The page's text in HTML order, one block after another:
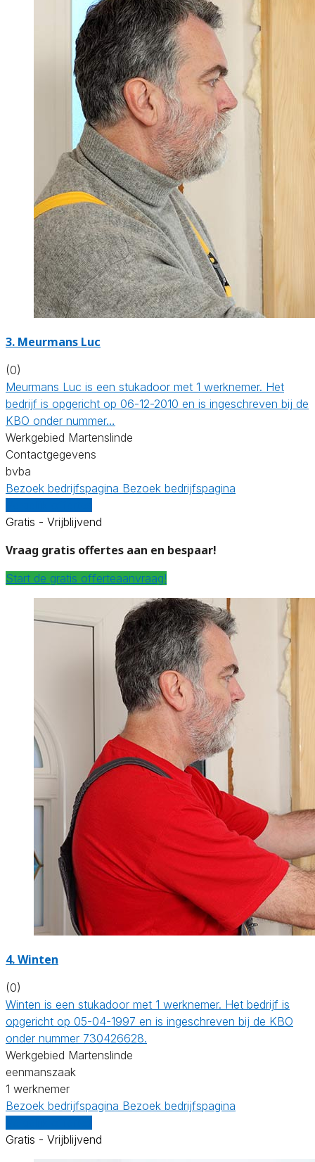
3. Meurmans Luc
(0)
Meurmans Luc is een stukadoor met 1 werknemer. Het
bedrijf is opgericht op 06-12-2010 en is ingeschreven bij de
KBO onder nummer…
Werkgebied Martenslinde
Contactgegevens
bvba
Bezoek bedrijfspagina Bezoek bedrijfspagina
Gratis - Vrijblijvend
Vraag gratis offertes aan en bespaar!
Start de gratis offerteaanvraag!
4. Winten
(0)
Winten is een stukadoor met 1 werknemer. Het bedrijf is
opgericht op 05-04-1997 en is ingeschreven bij de KBO
onder nummer 730426628.
Werkgebied Martenslinde
eenmanszaak
1 werknemer
Bezoek bedrijfspagina Bezoek bedrijfspagina
Gratis - Vrijblijvend